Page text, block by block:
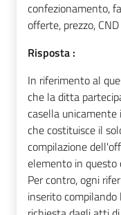
confezionamento,
offerte, prezzo,
Risposta :
In riferimento al
che la ditta
casella unicamente
che costituisce il
compilazione
elemento in questo
Per contro, ogni
inserito